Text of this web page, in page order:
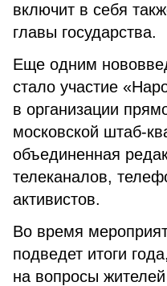
включит в себя
главы государства.
Еще одним
стало участие
в организации
московской штаб-
объединенная
телеканалов,
активистов.
Во время
подведет итоги
на вопросы